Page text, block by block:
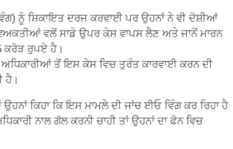
ਨੂੰ ਸ਼ਿਕਾਇਤ ਦਰਜ ਕਰਵਾਈ ਪਰ ਉਹਨਾਂ ਨੇ ਵੀ ਦੋਸ਼ੀਆਂ
ਵਲੋਂ ਸਾਡੇ ਉਪਰ ਕੇਸ ਵਾਪਸ ਲੈਣ ਅਤੇ ਜਾਨੋਂ ਮਾਰਨ
ਕਰੋੜ ਰੁਪਏ ਹੈ।
ਤੋਂ ਇਸ ਕੇਸ ਵਿਚ ਤੁਰੰਤ ਕਾਰਵਾਈ ਕਰਨ ਦੀ
ਹੈ।
ਕਿਹਾ ਕਿ ਇਸ ਮਾਮਲੇ ਦੀ ਜਾਂਚ ਈਓ ਵਿੰਗ ਕਰ ਰਿਹਾ ਹੈ
ਨਾਲ ਗੱਲ ਕਰਨੀ ਚਾਹੀ ਤਾਂ ਉਹਨਾਂ ਦਾ ਫੋਨ ਵਿਚ